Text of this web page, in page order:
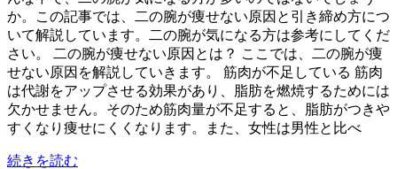
か。この記事では、二の腕が痩せない原因と引き締め方につ
いて解説しています。二の腕が気になる方は参考にしてくだ
さい。 二の腕が痩せない原因とは？ ここでは、二の腕が痩
せない原因を解説していきます。 筋肉が不足している 筋肉
は代謝をアップさせる効果があり、脂肪を燃焼するためには
欠かせません。そのため筋肉量が不足すると、脂肪がつきや
すくなり痩せにくくなります。また、女性は男性と比べ
続きを読む